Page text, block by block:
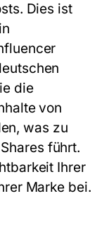
Dies ist
die
von
was zu
führt.
Ihrer
Marke bei.